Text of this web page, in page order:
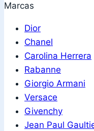
Marcas
Dior
Chanel
Carolina Herrera
Rabanne
Giorgio Armani
Versace
Givenchy
Jean Paul